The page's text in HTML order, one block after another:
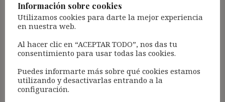
Comentario
Información sobre cookies
Utilizamos cookies para darte la mejor experiencia
en nuestra web.
Al hacer clic en “ACEPTAR TODO”, nos das tu
consentimiento para usar todas las cookies.
Puedes informarte más sobre qué cookies estamos
utilizando y desactivarlas entrando a la
configuración.